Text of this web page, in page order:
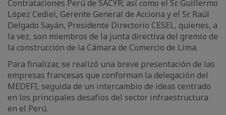
Contrataciones Perú de SACYR; así como el Sr. Guillermo
López Cediel, Gerente General de Acciona y el Sr. Raúl
Delgado Sayán, Presidente Directorio CESEL, quienes, a
la vez, son miembros de la junta directiva del gremio de
la construcción de la Cámara de Comercio de Lima.
Para finalizar, se realizó una breve presentación de las
empresas francesas que conforman la delegación del
MEDEFI, seguida de un intercambio de ideas centrado
en los principales desafíos del sector infraestructura
en el Perú.